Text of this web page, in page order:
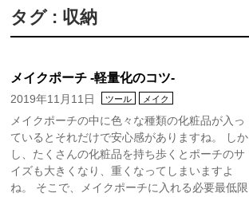
タグ : 収納
メイクポーチ -軽量化のコツ-
2019年11月11日 ツール メイク
メイクポーチの中に色々な種類の化粧品が入っ
ているとそれだけで安心感がありますね。 しか
し、たくさんの化粧品を持ち歩くとポーチのサ
イズも大きくなり、重くなってしまいますよ
ね。 そこで、メイクポーチに入れる必要最低限